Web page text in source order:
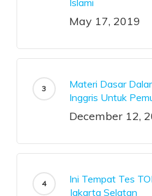
May 17, 2019
Materi Dasar
Inggris Untuk
December 12,
Ini Tempat Tes
Jakarta Selatan